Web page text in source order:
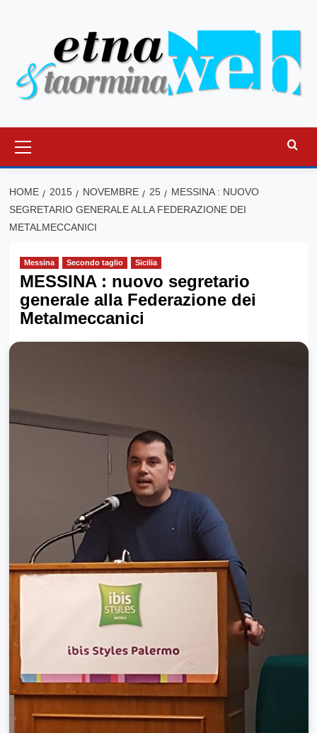
principale
HOME 2015 NOVEMBRE 25
MESSINA : NUOVO
SEGRETARIO GENERALE ALLA FEDERAZIONE DEI
METALMECCANICI
Messina Secondo taglio Sicilia
MESSINA : nuovo segretario
generale alla Federazione dei
Metalmeccanici